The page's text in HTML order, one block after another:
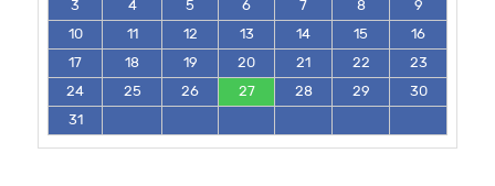
3
4 5 6 7 8
9
10
11 12 13 14 15
16
17
18 19 20 21 22
23
24
25 26 27 28 29
30
31